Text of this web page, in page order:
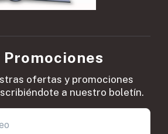
ofertas y promociones
a nuestro boletín.